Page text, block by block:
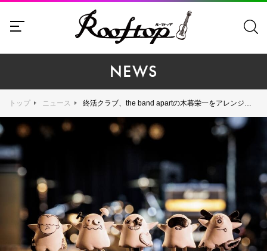
NEWS
トップ ニュース 終活クラブ、the band apartの木暮栄一をアレンジャーに迎えた新曲「恋」リリース決定、5月24日（土）新宿LOFTでワンマン開催